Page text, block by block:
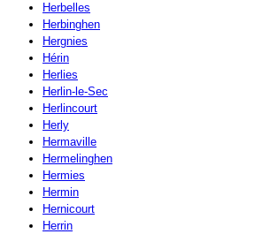
Herbelles
Herbinghen
Hergnies
Hérin
Herlies
Herlin-le-Sec
Herlincourt
Herly
Hermaville
Hermelinghen
Hermies
Hermin
Hernicourt
Herrin